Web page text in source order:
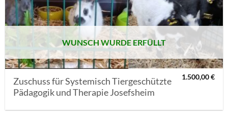
SETZEN
WUNSCH WURDE ERFÜLLT
Zuschuss für Systemisch Tiergeschützte
Pädagogik und Therapie Josefsheim
1.500,00€